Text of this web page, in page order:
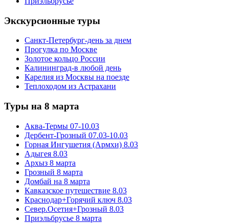
Экскурсионные туры
Санкт-Петербург-день за днем
Прогулка по Москве
Золотое кольцо России
Калининград-в любой день
Карелия из Москвы на поезде
Теплоходом из Астрахани
Туры на 8 марта
Аква-Термы 07-10.03
Дербент-Грозный 07.03-10.03
Горная Ингушетия (Армхи) 8.03
Адыгея 8.03
Архыз 8 марта
Грозный 8 марта
Домбай на 8 марта
Кавказское путешествие 8.03
Краснодар+Горячий ключ 8.03
Север.Осетия+Грозный 8.03
Приэльбрусье 8 марта